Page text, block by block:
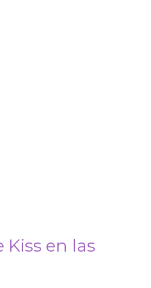
Kiss en las